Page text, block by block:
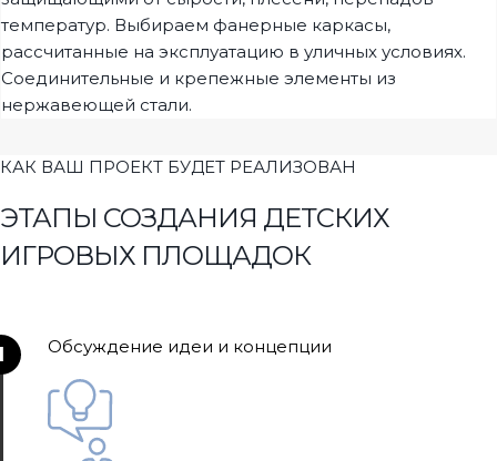
температур. Выбираем фанерные каркасы,
рассчитанные на эксплуатацию в уличных условиях.
Соединительные и крепежные элементы из
нержавеющей стали.
КАК ВАШ ПРОЕКТ БУДЕТ РЕАЛИЗОВАН
ЭТАПЫ СОЗДАНИЯ ДЕТСКИХ
ИГРОВЫХ ПЛОЩАДОК
Обсуждение идеи и концепции